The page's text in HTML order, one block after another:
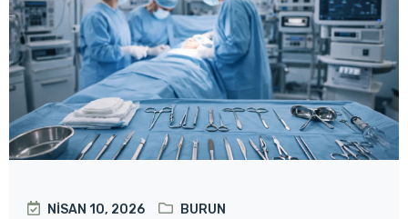
NISAN 10, 2026 BURUN